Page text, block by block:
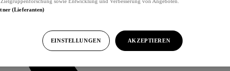
(Lieferanten)
EINSTELLUNGEN AKZEPTIEREN